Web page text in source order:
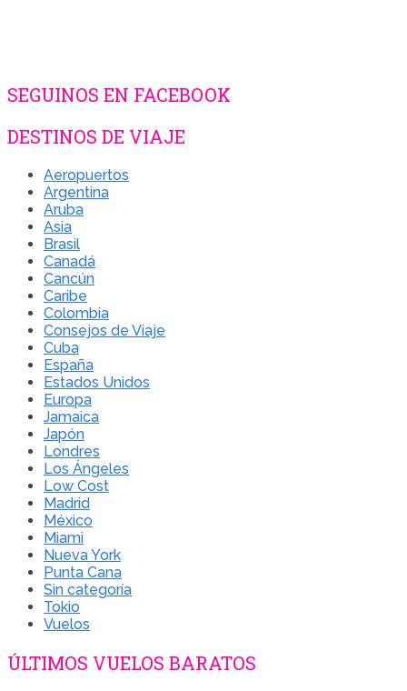
SEGUINOS EN FACEBOOK
DESTINOS DE VIAJE
Aeropuertos
Argentina
Aruba
Asia
Brasil
Canadá
Cancún
Caribe
Colombia
Consejos de Viaje
Cuba
España
Estados Unidos
Europa
Jamaica
Japón
Londres
Los Ángeles
Low Cost
Madrid
México
Miami
Nueva York
Punta Cana
Sin categoría
Tokio
Vuelos
ÚLTIMOS VUELOS BARATOS